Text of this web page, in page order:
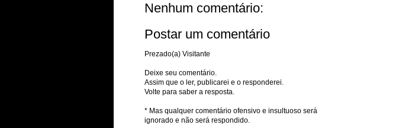
Nenhum comentário:
Postar um comentário
Prezado(a) Visitante
Deixe seu comentário.
Assim que o ler, publicarei e o responderei.
Volte para saber a resposta.
* Mas qualquer comentário ofensivo e insultuoso será
ignorado e não será respondido.